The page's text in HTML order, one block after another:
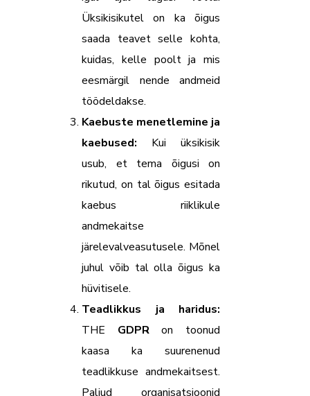
Üksikisikutel on ka õigus
saada teavet selle kohta,
kuidas, kelle poolt ja mis
eesmärgil nende andmeid
töödeldakse.
Kaebuste menetlemine ja
kaebused: Kui üksikisik
usub, et tema õigusi on
rikutud, on tal õigus esitada
kaebus riiklikule
andmekaitse
järelevalveasutusele. Mõnel
juhul võib tal olla õigus ka
hüvitisele.
Teadlikkus ja haridus:
THE GDPRon toonud
kaasa ka suurenenud
teadlikkuse andmekaitsest.
Paljud organisatsioonid